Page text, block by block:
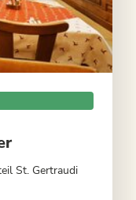
St. Gertraudi